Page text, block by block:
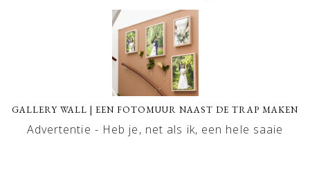
GALLERY WALL | EEN FOTOMUUR NAAST DE TRAP MAKEN
Advertentie - Heb je, net als ik, een hele saaie